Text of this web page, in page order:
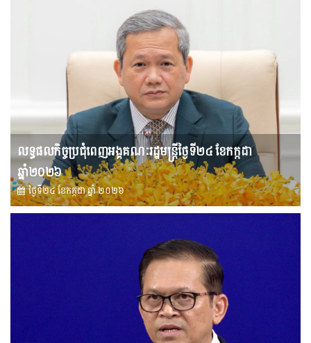
លទ្ធផលកិច្ចប្រជុំពេញអង្គគណៈរដ្ឋមន្រ្តីថ្ងៃទី២៤ ខែកក្កដា
ឆ្នាំ២០២៦
ថ្ងៃទី២៤ ខែ​កក្កដា ឆ្នាំ ២០២៦